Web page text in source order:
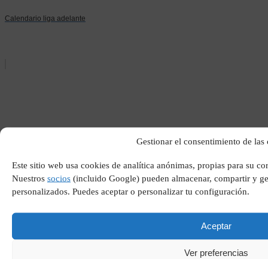
Gestionar el consentimiento de las
Este sitio web usa cookies de analítica anónimas, propias para su
Nuestros socios (incluido Google) pueden almacenar, compartir y
personalizados. Puedes aceptar o personalizar tu configuración.
Aceptar
Ver preferencias
Calendario liga adelante
Fernando alonso real